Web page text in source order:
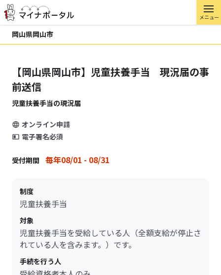
メニュー
岡山県岡山市
【岡山県岡山市】児童扶養手当 現況届の事
前送信
児童扶養手当の現況届
オンライン申請
電子署名必須
受付期間 毎年08/01 - 08/31
制度
児童扶養手当
対象
児童扶養手当を受給している人（全額支給が停止さ
れている人を含みます。）です。
手続を行う人